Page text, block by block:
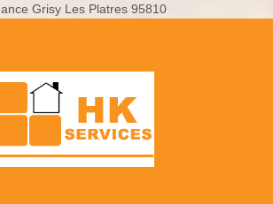
Grisy Les Platres 95810